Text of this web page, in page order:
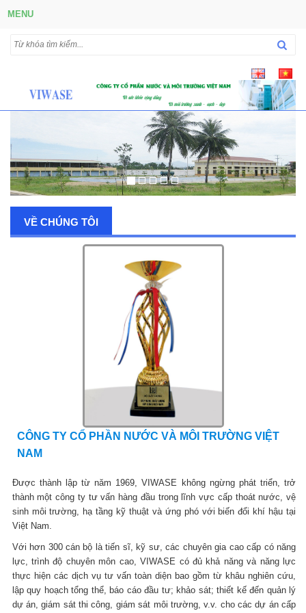
MENU
VỀ CHÚNG TÔI
CÔNG TY CỔ PHẦN NƯỚC VÀ MÔI TRƯỜNG VIỆT
NAM
Được thành lập từ năm 1969, VIWASE không ngừng phát triển, trở
thành một công ty tư vấn hàng đầu trong lĩnh vực cấp thoát nước, vệ
sinh môi trường, hạ tầng kỹ thuật và ứng phó với biến đổi khí hậu tại
Việt Nam.
Với hơn 300 cán bộ là tiến sĩ, kỹ sư, các chuyên gia cao cấp có năng
lực, trình độ chuyên môn cao, VIWASE có đủ khả năng và năng lực
thực hiện các dịch vụ tư vấn toàn diện bao gồm từ khâu nghiên cứu,
lập quy hoạch tổng thể, báo cáo đầu tư; khảo sát; thiết kế đến quản lý
dự án, giám sát thi công, giám sát môi trường, v.v. cho các dự án cấp